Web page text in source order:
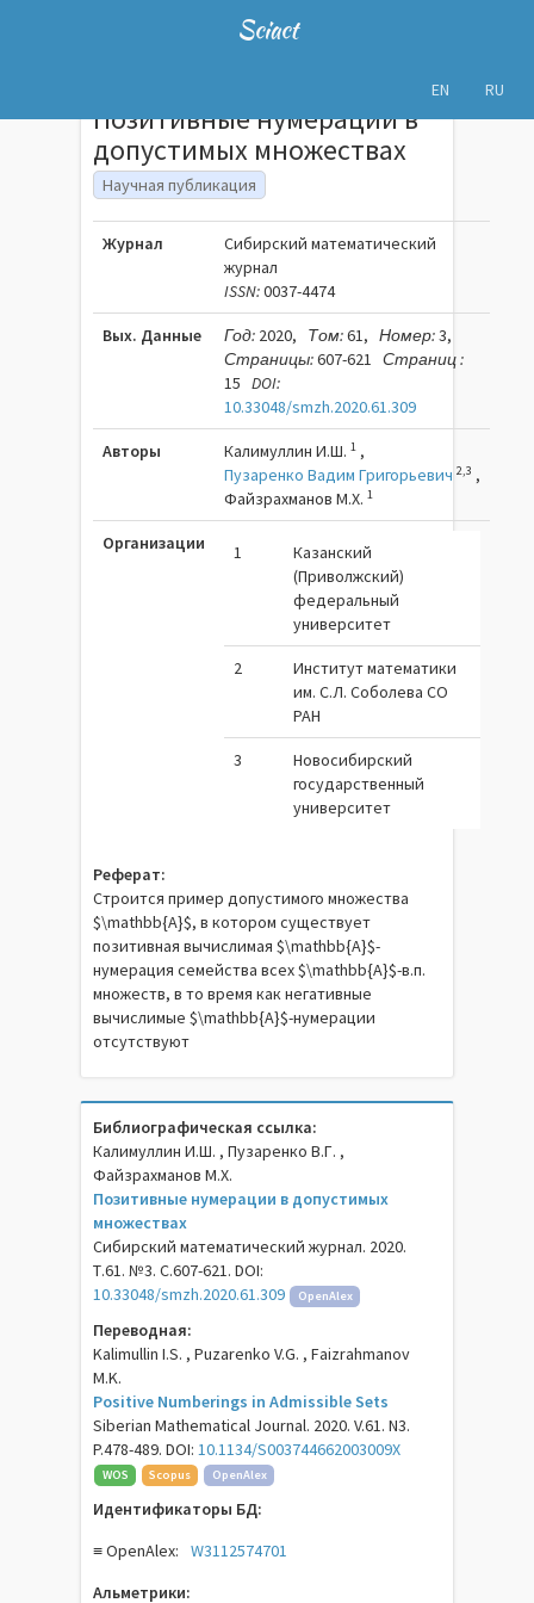
Sciact
EN RU
Позитивные нумерации в
допустимых множествах
Научная публикация
Журнал
Сибирский математический
журнал
ISSN:0037-4474
Вых. Данные Год: 2020, Том:61, Номер:3,
Страницы:607-621 Страниц :
15 DOI:
10.33048/smzh.2020.61.309
Авторы Калимуллин И.Ш.1 ,
Пузаренко Вадим Григорьевич 2,3 ,
Файзрахманов М.Х.1
Организации 1
Казанский
(Приволжский)
федеральный
университет
2
Институт математики
им. С.Л. Соболева СО
РАН
3
Новосибирский
государственный
университет
Реферат:
Строится пример допустимого множества
$\mathbb{A}$, в котором существует
позитивная вычислимая $\mathbb{A}$-
нумерация семейства всех $\mathbb{A}$-в.п.
множеств, в то время как негативные
вычислимые $\mathbb{A}$-нумерации
отсутствуют
Библиографическая ссылка:
Калимуллин И.Ш. , Пузаренко В.Г. ,
Файзрахманов М.Х.
Позитивные нумерации в допустимых
множествах
Сибирский математический журнал. 2020.
Т.61. №3. С.607-621. DOI:
10.33048/smzh.2020.61.309
OpenAlex
Переводная:
Kalimullin I.S. , Puzarenko V.G. , Faizrahmanov
M.K.
Positive Numberings in Admissible Sets
Siberian Mathematical Journal. 2020. V.61. N3.
P.478-489. DOI:10.1134/S003744662003009X
WOS Scopus OpenAlex
Идентификаторы БД:
≡ OpenAlex:
W3112574701
Альметрики: